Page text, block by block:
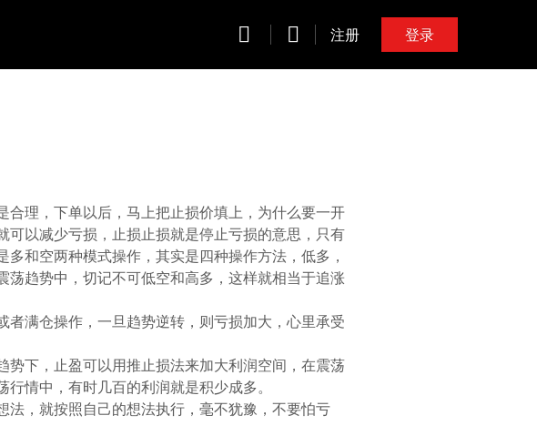
注册 登录
理，下单以后，马上把止损价填上，为什么要一开
可以减少亏损，止损止损就是停止亏损的意思，只有
和空两种模式操作，其实是四种操作方法，低多，
趋势中，切记不可低空和高多，这样就相当于追涨
满仓操作，一旦趋势逆转，则亏损加大，心里承受
下，止盈可以用推止损法来加大利润空间，在震荡
情中，有时几百的利润就是积少成多。
，就按照自己的想法执行，毫不犹豫，不要怕亏